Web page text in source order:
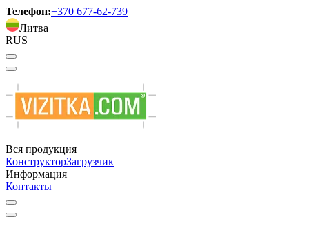
Телефон:+370 677-62-739
Литва
RUS
Вся продукция
КонструкторЗагрузчик
Информация
Контакты